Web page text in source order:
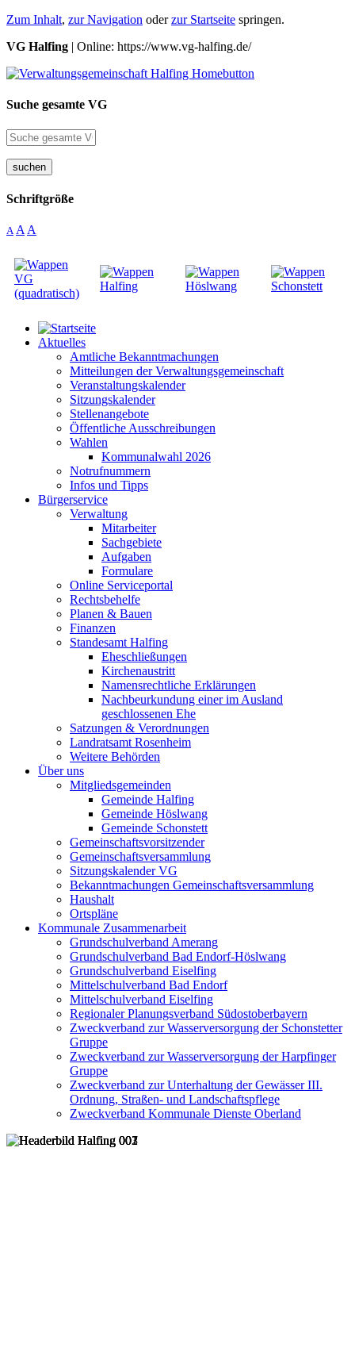
Zum Inhalt, zur Navigation oderzur Startseite springen.
VG Halfing | Online: https://www.vg-halfing.de/
Suche gesamte VG
suchen
Schriftgröße
A A A
Aktuelles
Amtliche Bekanntmachungen
Mitteilungen der Verwaltungsgemeinschaft
Veranstaltungskalender
Sitzungskalender
Stellenangebote
Öffentliche Ausschreibungen
Wahlen
Kommunalwahl 2026
Notrufnummern
Infos und Tipps
Bürgerservice
Verwaltung
Mitarbeiter
Sachgebiete
Aufgaben
Formulare
Online Serviceportal
Rechtsbehelfe
Planen & Bauen
Finanzen
Standesamt Halfing
Eheschließungen
Kirchenaustritt
Namensrechtliche Erklärungen
Nachbeurkundung einer im Ausland
geschlossenen Ehe
Satzungen & Verordnungen
Landratsamt Rosenheim
Weitere Behörden
Über uns
Mitgliedsgemeinden
Gemeinde Halfing
Gemeinde Höslwang
Gemeinde Schonstett
Gemeinschaftsvorsitzender
Gemeinschaftsversammlung
Sitzungskalender VG
Bekanntmachungen Gemeinschaftsversammlung
Haushalt
Ortspläne
Kommunale Zusammenarbeit
Grundschulverband Amerang
Grundschulverband Bad Endorf-Höslwang
Grundschulverband Eiselfing
Mittelschulverband Bad Endorf
Mittelschulverband Eiselfing
Regionaler Planungsverband Südostoberbayern
Zweckverband zur Wasserversorgung der Schonstetter
Gruppe
Zweckverband zur Wasserversorgung der Harpfinger
Gruppe
Zweckverband zur Unterhaltung der Gewässer III.
Ordnung, Straßen- und Landschaftspflege
Zweckverband Kommunale Dienste Oberland